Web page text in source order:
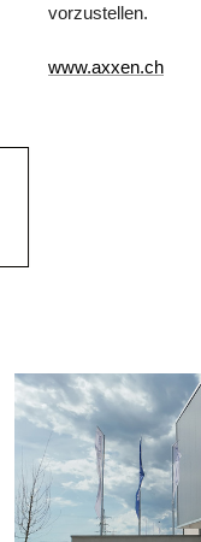
vorzustellen.
www.axxen.ch